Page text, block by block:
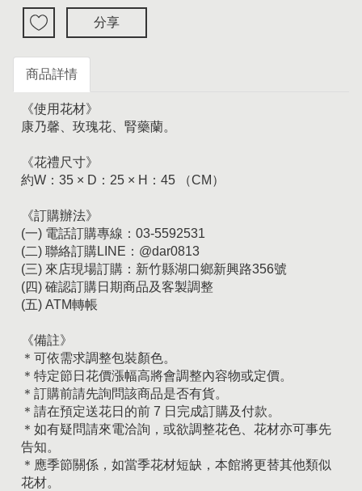
分享
商品詳情
《使用花材》
康乃馨、玫瑰花、腎藥蘭。
《花禮尺寸》
約W：35 × D：25 × H：45 （CM）
《訂購辦法》
(一) 電話訂購專線：03-5592531
(二) 聯絡訂購LINE：@dar0813
(三) 來店現場訂購：新竹縣湖口鄉新興路356號
(四) 確認訂購日期商品及客製調整
(五) ATM轉帳
《備註》
＊可依需求調整包裝顏色。
＊特定節日花價漲幅高將會調整內容物或定價。
＊訂購前請先詢問該商品是否有貨。
＊請在預定送花日的前 7 日完成訂購及付款。
＊如有疑問請來電洽詢，或欲調整花色、花材亦可事先
告知。
＊應季節關係，如當季花材短缺，本館將更替其他類似
花材。